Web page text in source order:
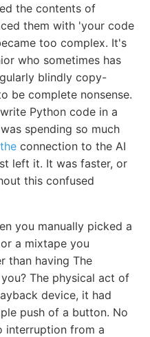
the contents of
them with 'your code
too complex. It's
who sometimes has
blindly copy-
be complete nonsense.
Python code in a
spending so much
connection to the AI
left it. It was faster, or
this confused
you manually picked a
a mixtape you
than having The
The physical act of
device, it had
push of a button. No
interruption from a